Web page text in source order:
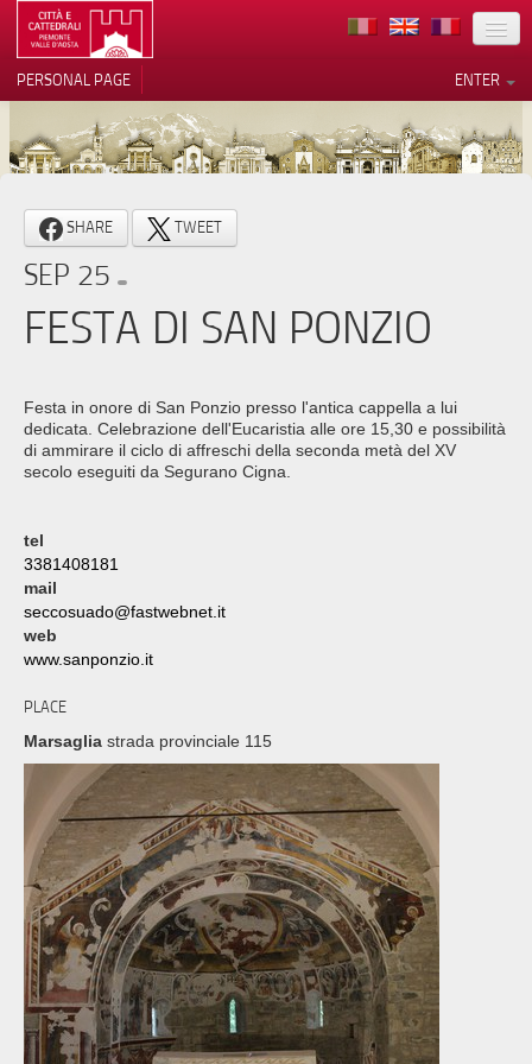
LOCATION
ARCHITECTURE
MUSEUMS
ITINERARIES
EVENTS
VOLUNTEERS
CONTACTS
ENTER
PERSONAL PAGE
SHARE TWEET
SEP 25
FESTA DI SAN PONZIO
Festa in onore di San Ponzio presso l'antica cappella a lui
dedicata. Celebrazione dell'Eucaristia alle ore 15,30 e possibilità
di ammirare il ciclo di affreschi della seconda metà del XV
secolo eseguiti da Segurano Cigna.
tel
3381408181
mail
seccosuado@fastwebnet.it
web
www.sanponzio.it
PLACE
Marsaglia strada provinciale 115
Notice at collection
Your Privacy Choices